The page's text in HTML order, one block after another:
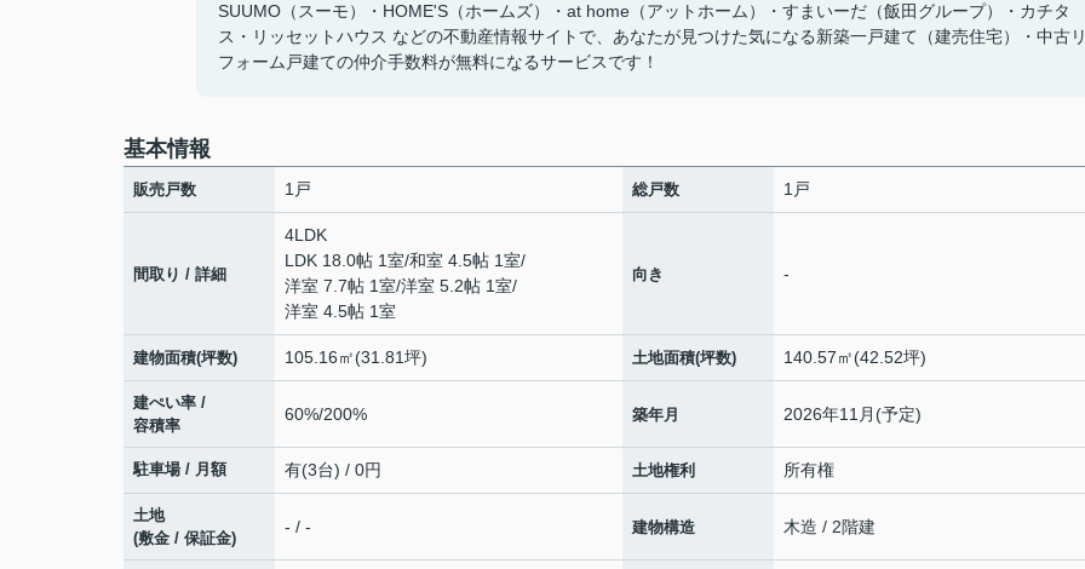
SUUMO（スーモ）・HOME'S（ホームズ）・at home（アットホーム）・すまいーだ（飯田グループ）・カチタ
ス・リッセットハウス などの不動産情報サイトで、あなたが見つけた気になる新築一戸建て（建売住宅）・中古
フォーム戸建ての仲介手数料が無料になるサービスです！
基本情報
販売戸数 1戸 総戸数 1戸
間取り / 詳細
4LDK
LDK 18.0帖 1室/和室 4.5帖 1室/
洋室 7.7帖 1室/洋室 5.2帖 1室/
洋室 4.5帖 1室
向き -
建物面積(坪数) 105.16㎡(31.81坪) 土地面積(坪数) 140.57㎡(42.52坪)
建ぺい率 /
容積率
60%/200% 築年月 2026年11月(予定)
駐車場 / 月額 有(3台) / 0円 土地権利 所有権
土地
(敷金 / 保証金)
- / - 建物構造 木造 / 2階建